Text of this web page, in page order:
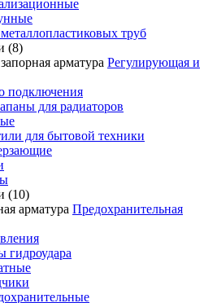
труб
(8)
Регулирующая и
подключения
для радиаторов
для бытовой техники
(10)
Предохранительная
гидроудара